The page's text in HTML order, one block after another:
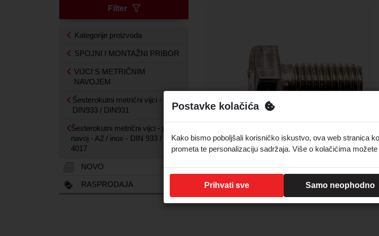
Filter
Kategorije proizvoda
SPOJNI I MONTAŽNI PRIBOR
VIJCI S METRIČNIM
NAVOJEM
Šesterokutni metrični vijci -
DIN933 / DIN931
Šesterokutni metrični vijci - puni
navoj - A2 / inox - DIN 933 / ISO
4017
NOVO
RASPRODAJA
Postavke kolačića
Kako bismo poboljšali korisničko iskustvo, ova web stranica
prometa te personalizaciju sadržaja. Više o kolačićima
Prihvati sve Samo neophodno